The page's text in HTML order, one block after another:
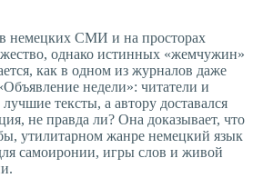
немецких СМИ и на просторах
однако истинных «жемчужин»
как в одном из журналов даже
недели»: читатели и
тексты, а автору доставался
не правда ли? Она доказывает, что
утилитарном жанре немецкий язык
самоиронии, игры слов и живой